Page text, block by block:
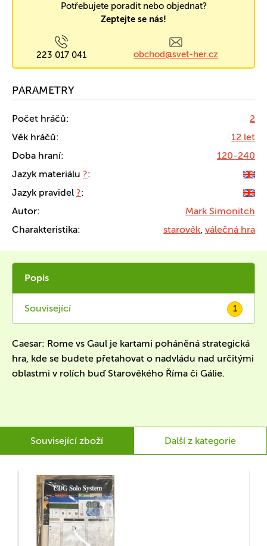
Potřebujete poradit nebo objednat?
Zeptejte se nás!
223 017 041 obchod@svet-her.cz
PARAMETRY
Počet hráčů:
2
Věk hráčů:
12 let
Doba hraní:
120-240
Jazyk materiálu ?:
Jazyk pravidel ?:
Autor:
Mark Simonitch
Charakteristika:
starověk, válečná hra
Popis
Související 1
Caesar: Rome vs Gaul je kartami poháněná strategická
hra, kde se budete přetahovat o nadvládu nad určitými
oblastmi v rolích buď Starověkého Říma či Gálie.
Související zboží Další z kategorie